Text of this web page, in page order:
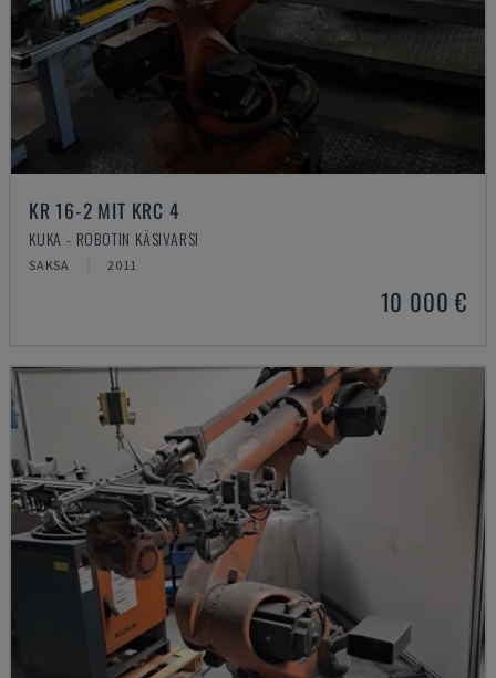
KR 16-2 MIT KRC 4
KUKA - ROBOTIN KÄSIVARSI
SAKSA 2011
10 000 €